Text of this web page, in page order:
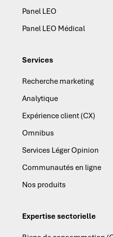
Panel LEO
Panel LEO Médical
Services
Recherche marketing
Analytique
Expérience client (CX)
Omnibus
Services Léger Opinion
Communautés en ligne
Nos produits
Expertise sectorielle